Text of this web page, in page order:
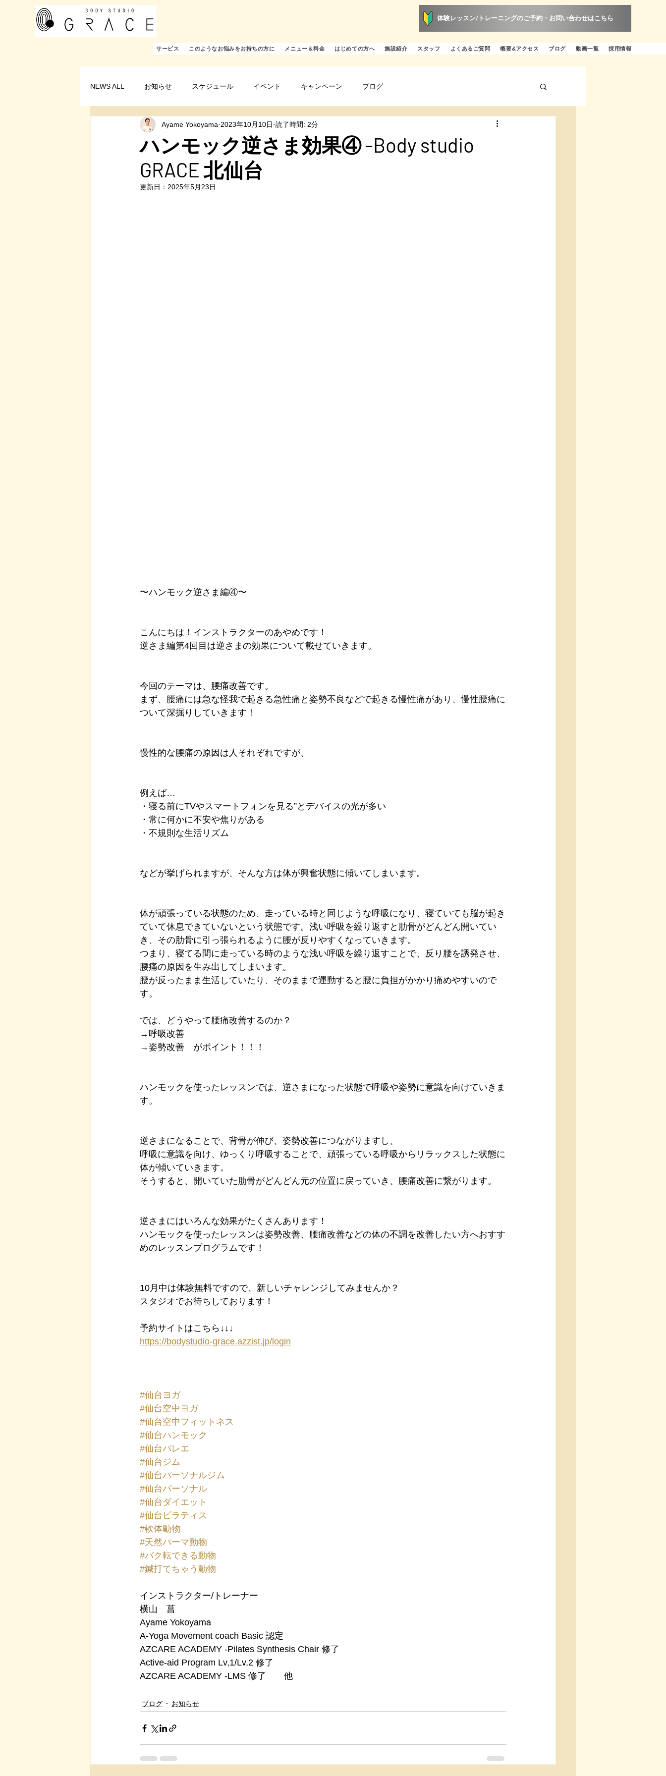
体験レッスン/トレーニングのご予約・お問い合わせはこちら
サービス このようなお悩みをお持ちの方に メニュー＆料金 はじめての方へ 施設紹介 スタッフ よくあるご質問 概要&アクセス ブログ 動画一覧 採用情報
NEWS ALL お知らせ スケジュール イベント キャンペーン ブログ
ハンモック逆さま効果④ -Body studio
GRACE 北仙台
Ayame Yokoyama 2023年10月10日 読了時間: 2分
更新日： 2025年5月23日
〜ハンモック逆さま編④〜
こんにちは！インストラクターのあやめです！
逆さま編第4回目は逆さまの効果について載せていきます。
今回のテーマは、腰痛改善です。
まず、腰痛には急な怪我で起きる急性痛と姿勢不良などで起きる慢性痛があり、慢性腰痛に
ついて深掘りしていきます！
慢性的な腰痛の原因は人それぞれですが、
例えば…
・寝る前にTVやスマートフォンを見る”とデバイスの光が多い
・常に何かに不安や焦りがある
・不規則な生活リズム
などが挙げられますが、そんな方は体が興奮状態に傾いてしまいます。
体が頑張っている状態のため、走っている時と同じような呼吸になり、寝ていても脳が起き
ていて休息できていないという状態です。浅い呼吸を繰り返すと肋骨がどんどん開いてい
き、その肋骨に引っ張られるように腰が反りやすくなっていきます。
つまり、寝てる間に走っている時のような浅い呼吸を繰り返すことで、反り腰を誘発させ、
腰痛の原因を生み出してしまいます。
腰が反ったまま生活していたり、そのままで運動すると腰に負担がかかり痛めやすいので
す。
では、どうやって腰痛改善するのか？
→呼吸改善
→姿勢改善　がポイント！！！
ハンモックを使ったレッスンでは、逆さまになった状態で呼吸や姿勢に意識を向けていきま
す。
逆さまになることで、背骨が伸び、姿勢改善につながりますし、
呼吸に意識を向け、ゆっくり呼吸することで、頑張っている呼吸からリラックスした状態に
体が傾いていきます。
そうすると、開いていた肋骨がどんどん元の位置に戻っていき、腰痛改善に繋がります。
逆さまにはいろんな効果がたくさんあります！
ハンモックを使ったレッスンは姿勢改善、腰痛改善などの体の不調を改善したい方へおすす
めのレッスンプログラムです！
10月中は体験無料ですので、新しいチャレンジしてみませんか？
スタジオでお待ちしております！
予約サイトはこちら↓↓↓
https://bodystudio-grace.azzist.jp/login
#仙台ヨガ
#仙台空中ヨガ
#仙台空中フィットネス
#仙台ハンモック
#仙台バレエ
#仙台ジム
#仙台パーソナルジム
#仙台パーソナル
#仙台ダイエット
#仙台ピラティス
#軟体動物
#天然パーマ動物
#バク転できる動物
#鍼打てちゃう動物
インストラクター/トレーナー
​横山　菖
Ayame Yokoyama
A-Yoga Movement coach Basic 認定
AZCARE ACADEMY -Pilates Synthesis Chair 修了
Active-aid Program Lv,1/Lv,2 修了
AZCARE ACADEMY -LMS 修了　　他
ブログ お知らせ